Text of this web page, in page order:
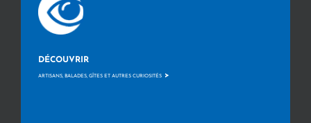
DÉCOUVRIR
ARTISANS, BALADES, GÎTES ET AUTRES CURIOSITÉS >